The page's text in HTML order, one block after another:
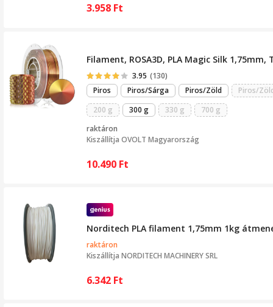
3.958 Ft
Filament, ROSA3D, PLA Magic Silk 1,75mm,
3.95 (130)
Piros
Piros/Sárga Piros/Zöld
Piros/
200 g
300 g 330 g
700 g
raktáron
Kiszállítja OVOLT Magyarország
10.490 Ft
Norditech PLA filament 1,75mm 1kg
raktáron
Kiszállítja NORDITECH MACHINERY SRL
6.342 Ft